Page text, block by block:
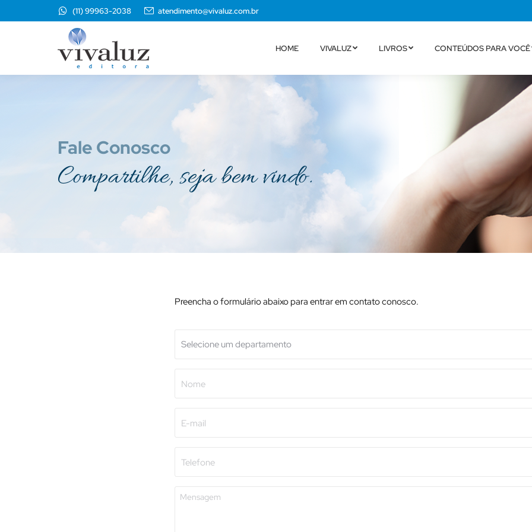
(11) 99963-2038 atendimento@vivaluz.com.br
HOME VIVALUZ LIVROS CONTEÚDOS PARA VOCÊ
Fale Conosco
Compartilhe, seja bem vindo.
Preencha o formulário abaixo para entrar em contato conosco.
(Requirido)
(Requirido)
mail
(Requirido)
(Requirido)